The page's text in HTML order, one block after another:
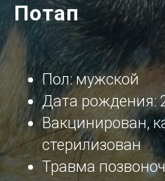
Потап
Пол: мужской
Дата рождения:
Вакцинирован,
стерилизован
Травма